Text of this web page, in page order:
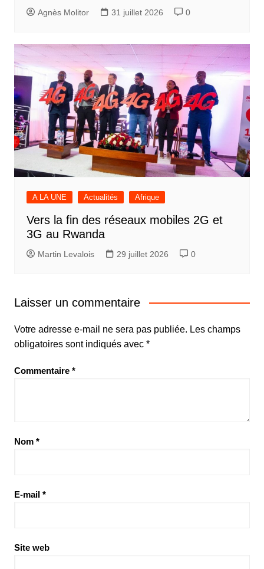
Agnès Molitor 31 juillet 2026 0
A LA UNE Actualités Afrique
Vers la fin des réseaux mobiles 2G et
3G au Rwanda
Martin Levalois 29 juillet 2026 0
Laisser un commentaire
Votre adresse e-mail ne sera pas publiée. Les champs
obligatoires sont indiqués avec *
Commentaire *
Nom *
E-mail *
Site web